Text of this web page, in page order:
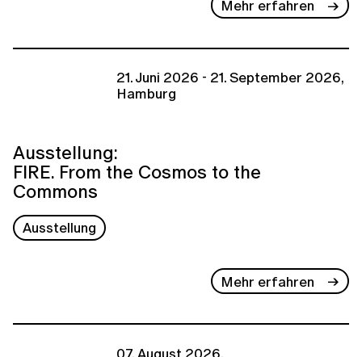
Mehr erfahren
21. Juni 2026 - 21. September 2026,
Hamburg
Ausstellung:
FIRE. From the Cosmos to the
Commons
Ausstellung
Mehr erfahren